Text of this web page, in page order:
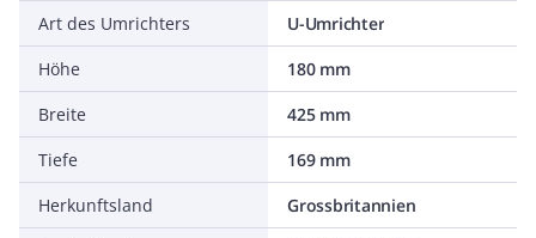
Art des Umrichters
U-Umrichter
Höhe
180 mm
Breite
425 mm
Tiefe
169 mm
Herkunftsland
Grossbritannien